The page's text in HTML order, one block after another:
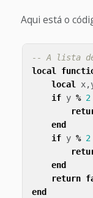
Aqui está o
-- A lista de
local
local
x,
if y % 2
end
if y % 2
end
return
end